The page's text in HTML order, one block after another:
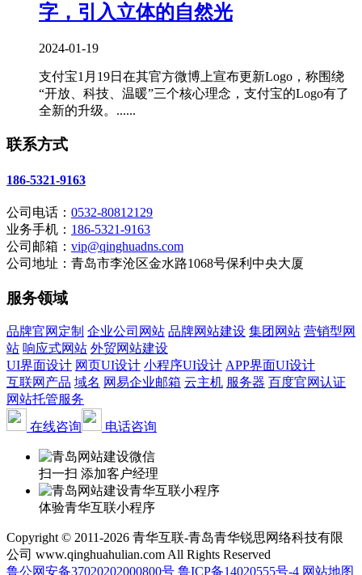
字，引入立体的自然光
2024-01-19
支付宝1月19日在其官方微博上宣布更新Logo，称围绕
“开放、科技、温暖”三个核心理念，支付宝的Logo有了
全新的升级。......
联系方式
186-5321-9163
公司电话： 0532-80812129
业务手机： 186-5321-9163
公司邮箱： vip@qinghuadns.com
公司地址：青岛市李沧区金水路1068号保利中央大厦
服务领域
品牌官网定制 企业公司网站 品牌网站建设 集团网站 营销型网
站 响应式网站 外贸网站建设
UI界面设计 网页UI设计 小程序UI设计 APP界面UI设计
互联网产品 域名 网易企业邮箱 云主机 服务器 百度官网认证
网站托管服务
在线咨询
电话咨询
扫一扫 添加客户经理
体验青华互联小程序
Copyright © 2011-2026 青华互联-青岛青华锐思网络科技有限
公司 www.qinghuahulian.com All Rights Reserved
鲁公网安备37020202000800号 鲁ICP备14020555号-4 网站地图